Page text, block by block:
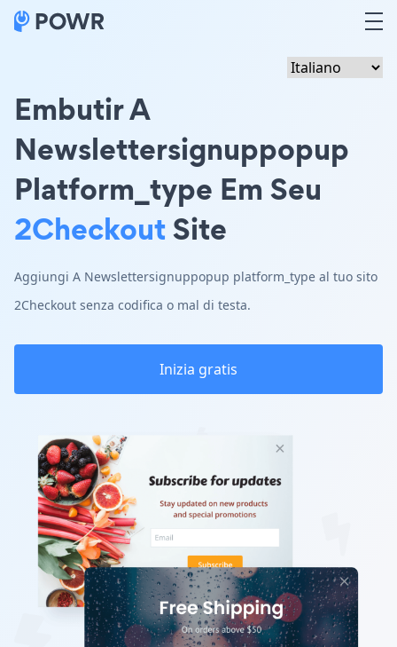
Embutir A
Newslettersignuppopup
Platform_type Em Seu
2CheckoutSite
Aggiungi A Newslettersignuppopup platform_type al tuo sito
2Checkout senza codifica o mal di testa.
Inizia gratis